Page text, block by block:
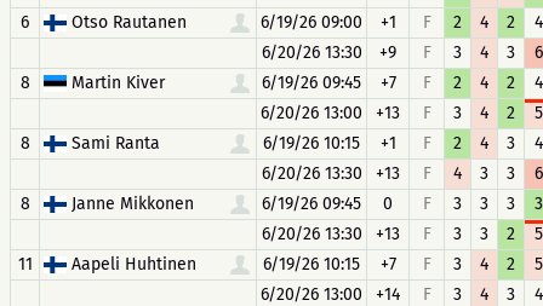
6
Otso Rautanen 6/19/26 09:00 +1 F 2 4 2
4
6/20/26 13:30
+9 F 3 4 3
6
8
Martin Kiver 6/19/26 09:45 +7 F 2 4 2
4
6/20/26 13:00
+13 F 3 4 2
5
8
Sami Ranta 6/19/26 10:15 +1 F 2 4 3
4
6/20/26 13:30
+13 F 4 3 3
6
8
Janne Mikkonen 6/19/26 09:45 0 F 3 3 3
3
6/20/26 13:30
+13 F 3 3 2
5
11
Aapeli Huhtinen 6/19/26 10:15 +7 F 3 4 2
5
6/20/26 13:00
+14 F 3 4 3
4